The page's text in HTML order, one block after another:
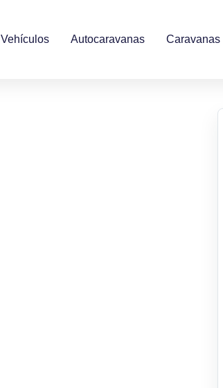
Vehículos Autocaravanas Caravanas